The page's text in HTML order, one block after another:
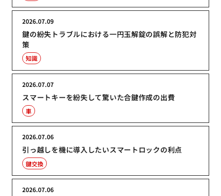
鍵の紛失トラブルにおける一円玉解錠の誤解と防犯対
策
2026.07.09
知識
スマートキーを紛失して驚いた合鍵作成の出費
2026.07.07
車
引っ越しを機に導入したいスマートロックの利点
2026.07.06
鍵交換
2026.07.06